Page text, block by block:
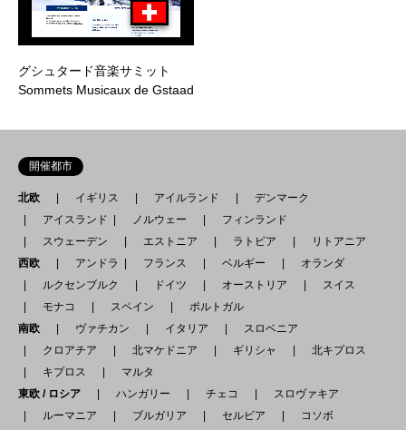
グシュタード音楽サミット
Sommets Musicaux de Gstaad
開催都市
北欧 イギリス アイルランド
デンマーク
アイスランド
ノルウェー
フィンランド
スウェーデン
エストニア ラトビア
リトアニア
西欧
アンドラ フランス ベルギー
オランダ
ルクセンブルク
ドイツ オーストリア
スイス
モナコ
スペイン
ポルトガル
南欧
ヴァチカン イタリア
スロベニア
クロアチア
北マケドニア ギリシャ
北キプロス
キプロス
マルタ
東欧 / ロシア
ハンガリー チェコ
スロヴァキア
ルーマニア
ブルガリア セルビア
コソボ